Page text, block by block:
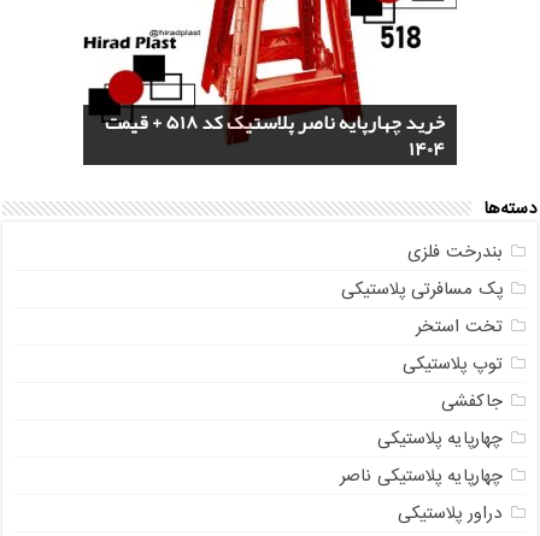
4 مدل گلدان پلاستیکی خورجینی + (عکس و
مشخصات)
خرید چهارپایه ناصر پلاستیک کد 518 + قیمت
1404
خرید گلدان پلاستیکی نشا به صورت عمده
پخش عمده صندلی پلاستیکی دسته دار 889
ناصر + قیمت روز
خرید سرویس جهیزیه پلاستیکی هوم کت +
مستقیم از تولیدی
دسته‌ها
بندرخت فلزی
پک مسافرتی پلاستیکی
تخت استخر
توپ پلاستیکی
جاکفشی
چهارپایه پلاستیکی
چهارپایه پلاستیکی ناصر
دراور پلاستیکی